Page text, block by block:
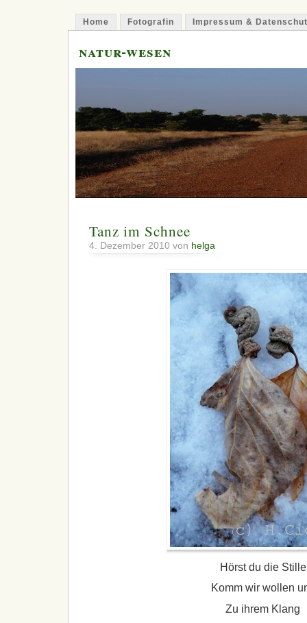
Home Fotografin Impressum &
natur-wesen
Tanz im Schnee
4. Dezember 2010 von helga
Hörst du die Stille
Komm wir wollen
Zu ihrem Klang